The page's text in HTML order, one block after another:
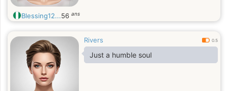
Blessing12...56 ans
Rivers 0.5
Just a humble soul